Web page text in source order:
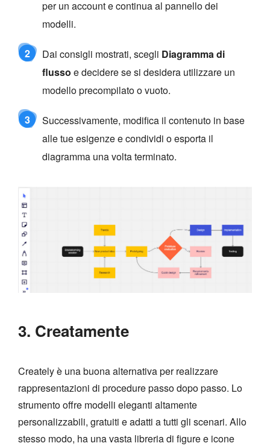
per un account e continua al pannello dei
modelli.
2 Dai consigli mostrati, scegli Diagramma di
flusso e decidere se si desidera utilizzare un
modello precompilato o vuoto.
3
Successivamente, modifica il contenuto in base
alle tue esigenze e condividi o esporta il
diagramma una volta terminato.
3. Creatamente
Creately è una buona alternativa per realizzare
rappresentazioni di procedure passo dopo passo. Lo
strumento offre modelli eleganti altamente
personalizzabili, gratuiti e adatti a tutti gli scenari. Allo
stesso modo, ha una vasta libreria di figure e icone